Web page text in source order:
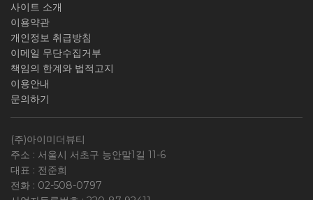
사이트 소개
이용약관
개인정보 취급방침
이메일 무단수집거부
책임의 한계와 법적고지
이용안내
문의하기
(주)아이미더뷰티
주소 : 서울시 서초구 능안말1길 11-6
대표 : 전준희
전화 : 02-508-0797